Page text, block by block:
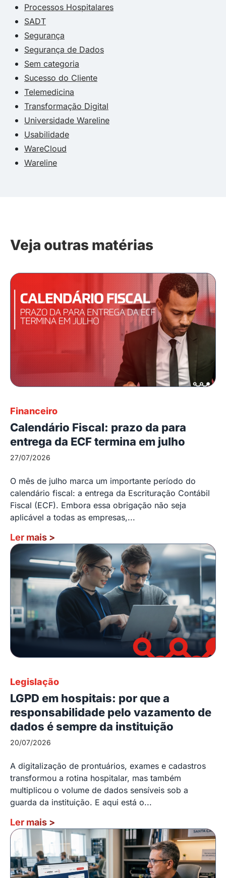
Processos Hospitalares
SADT
Segurança
Segurança de Dados
Sem categoria
Sucesso do Cliente
Telemedicina
Transformação Digital
Universidade Wareline
Usabilidade
WareCloud
Wareline
Veja outras matérias
Financeiro
Calendário Fiscal: prazo da para
entrega da ECF termina em julho
27/07/2026
O mês de julho marca um importante período do
calendário fiscal: a entrega da Escrituração Contábil
Fiscal (ECF). Embora essa obrigação não seja
aplicável a todas as empresas,...
Ler mais >
Legislação
LGPD em hospitais: por que a
responsabilidade pelo vazamento de
dados é sempre da instituição
20/07/2026
A digitalização de prontuários, exames e cadastros
transformou a rotina hospitalar, mas também
multiplicou o volume de dados sensíveis sob a
guarda da instituição. E aqui está o...
Ler mais >